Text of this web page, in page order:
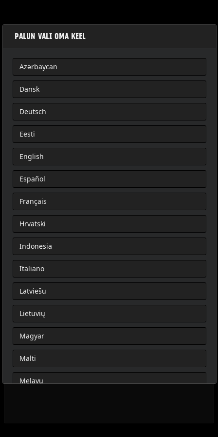
SADA HARDWARU ODNÍMATELNÉHO SEDLA SPOLUJEZDCE
PALUN VALI OMA KEEL
Azərbaycan
Dansk
Deutsch
Eesti
English
Español
Français
Hrvatski
Indonesia
Italiano
Latviešu
Lietuvių
Magyar
Malti
Melayu